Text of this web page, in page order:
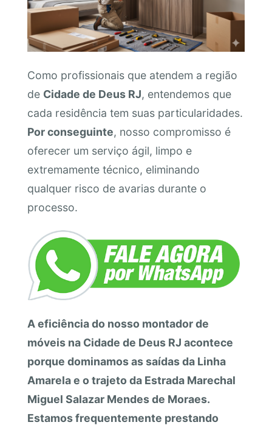
Como profissionais que atendem a região
de Cidade de Deus RJ, entendemos que
cada residência tem suas particularidades.
Por conseguinte, nosso compromisso é
oferecer um serviço ágil, limpo e
extremamente técnico, eliminando
qualquer risco de avarias durante o
processo.
A eficiência do nosso montador de
móveis na Cidade de Deus RJ acontece
porque dominamos as saídas da Linha
Amarela e o trajeto da Estrada Marechal
Miguel Salazar Mendes de Moraes.
Estamos frequentemente prestando